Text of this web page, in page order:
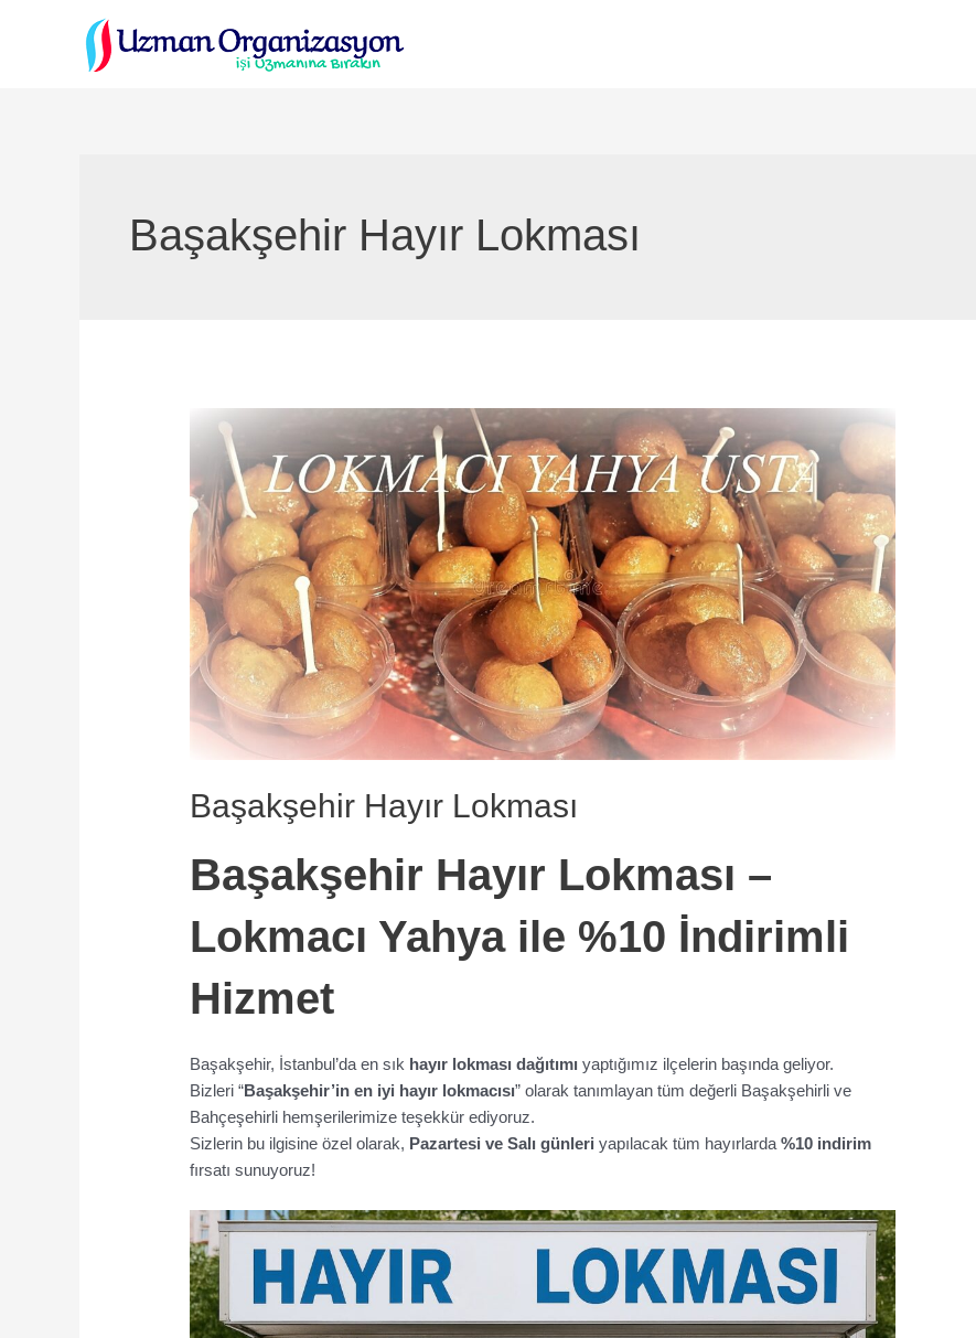
Başakşehir Hayır Lokması
Başakşehir Hayır Lokması
Başakşehir Hayır Lokması –
Lokmacı Yahya ile %10 İndirimli
Hizmet
Başakşehir, İstanbul’da en sık hayır lokması dağıtımı yaptığımız ilçelerin başında geliyor.
Bizleri “Başakşehir’in en iyi hayır lokmacısı” olarak tanımlayan tüm değerli Başakşehirli ve
Bahçeşehirli hemşerilerimize teşekkür ediyoruz.
Sizlerin bu ilgisine özel olarak, Pazartesi ve Salı günleri yapılacak tüm hayırlarda%10 indirim
fırsatı sunuyoruz!